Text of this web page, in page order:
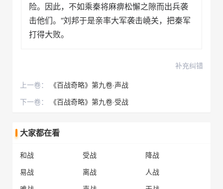
险。因此，不如乘秦将麻痹松懈之隙而出兵袭
击他们。”刘邦于是亲率大军袭击嶢关，把秦军
打得大败。
补充纠错
上一卷：
《百战奇略》第九卷·声战
下一卷：
《百战奇略》第九卷·受战
大家都在看
和战 受战
降战
易战
离战
人战